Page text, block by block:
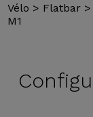
Vélo > Flatbar >
M1